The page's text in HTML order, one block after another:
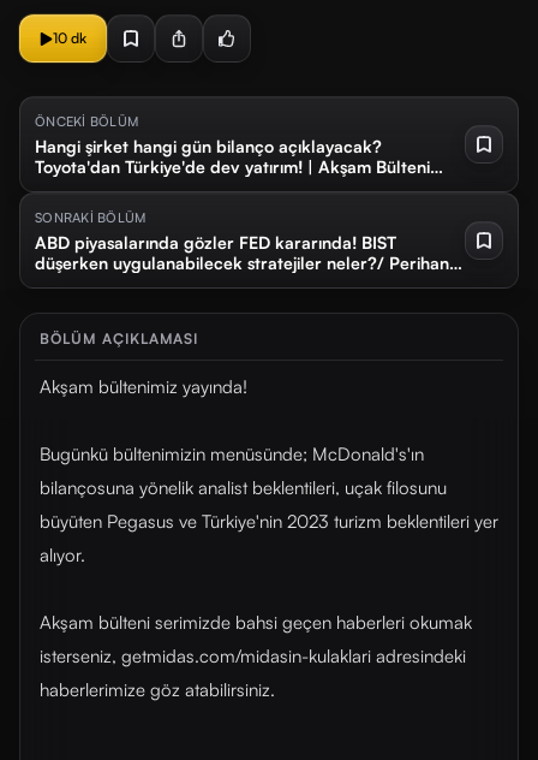
10 dk
ÖNCEKİ BÖLÜM
Hangi şirket hangi gün bilanço açıklayacak?
Toyota'dan Türkiye'de dev yatırım! | Akşam Bülteni
#10
SONRAKİ BÖLÜM
ABD piyasalarında gözler FED kararında! BIST
düşerken uygulanabilecek stratejiler neler?/ Perihan
Tantuğ ile Kahve ve Borsa #16
BÖLÜM AÇIKLAMASI
Akşam bültenimiz yayında!
Bugünkü bültenimizin menüsünde; McDonald's'ın
bilançosuna yönelik analist beklentileri, uçak filosunu
büyüten Pegasus ve Türkiye'nin 2023 turizm beklentileri yer
alıyor.
Akşam bülteni serimizde bahsi geçen haberleri okumak
isterseniz, getmidas.com/midasin-kulaklari adresindeki
haberlerimize göz atabilirsiniz.